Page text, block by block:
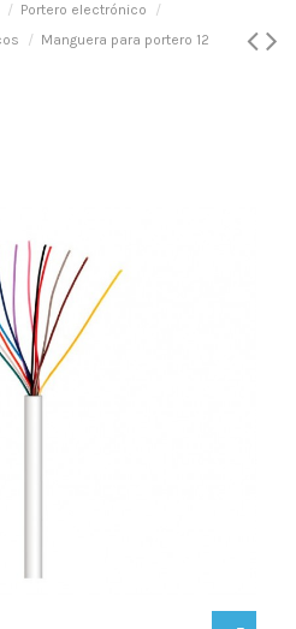
Portero electrónico
Manguera para portero 12